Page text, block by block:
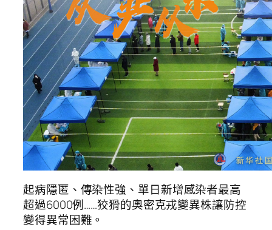
起病隱匿、傳染性強、單日新增感染者最高
超過6000例……狡猾的奧密克戎變異株讓防控
變得異常困難。